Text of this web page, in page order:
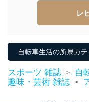
レ
自転車生活の所属カ
スポーツ 雑誌 >
自
趣味・芸術 雑誌
>